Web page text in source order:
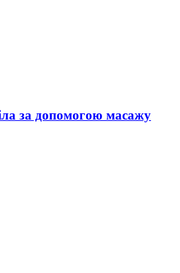
за допомогою масажу